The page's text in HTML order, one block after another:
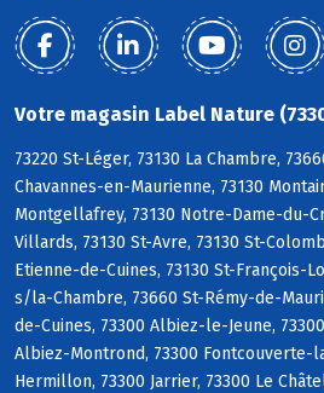
Votre magasin Label Nature
73220 St-Léger, 73130 La Chambre,
Chavannes-en-Maurienne, 73130
Montgellafrey, 73130 Notre-Dame-du-
Villards, 73130 St-Avre, 73130 St-
Etienne-de-Cuines, 73130 St-François-
s/la-Chambre, 73660 St-Rémy-de-
de-Cuines, 73300 Albiez-le-Jeune,
Albiez-Montrond, 73300 Fontcouverte-
Hermillon, 73300 Jarrier, 73300 Le